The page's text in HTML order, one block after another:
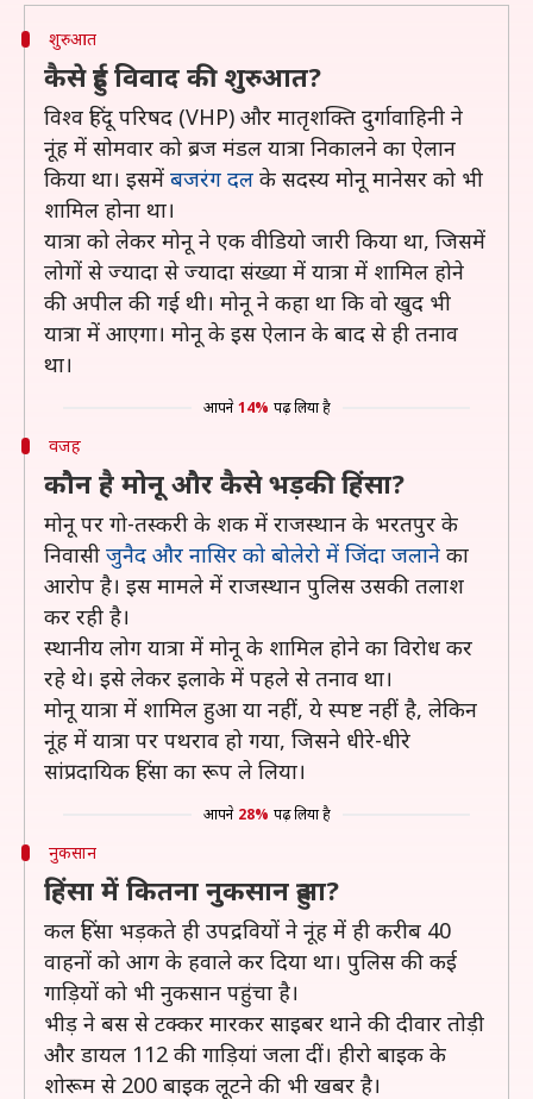
शुरुआत
कैसे हुई विवाद की शुरुआत?
विश्व हिंदू परिषद (VHP) और मातृशक्ति दुर्गावाहिनी ने
नूंह में सोमवार को ब्रज मंडल यात्रा निकालने का ऐलान
किया था। इसमें बजरंग दल के सदस्य मोनू मानेसर को भी
शामिल होना था।
यात्रा को लेकर मोनू ने एक वीडियो जारी किया था, जिसमें
लोगों से ज्यादा से ज्यादा संख्या में यात्रा में शामिल होने
की अपील की गई थी। मोनू ने कहा था कि वो खुद भी
यात्रा में आएगा। मोनू के इस ऐलान के बाद से ही तनाव
था।
आपने 14% पढ़ लिया है
वजह
कौन है मोनू और कैसे भड़की हिंसा?
मोनू पर गो-तस्करी के शक में राजस्थान के भरतपुर के
निवासी जुनैद और नासिर को बोलेरो में जिंदा जलाने का
आरोप है। इस मामले में राजस्थान पुलिस उसकी तलाश
कर रही है।
स्थानीय लोग यात्रा में मोनू के शामिल होने का विरोध कर
रहे थे। इसे लेकर इलाके में पहले से तनाव था।
मोनू यात्रा में शामिल हुआ या नहीं, ये स्पष्ट नहीं है, लेकिन
नूंह में यात्रा पर पथराव हो गया, जिसने धीरे-धीरे
सांप्रदायिक हिंसा का रूप ले लिया।
आपने 28% पढ़ लिया है
नुकसान
हिंसा में कितना नुकसान हुआ?
कल हिंसा भड़कते ही उपद्रवियों ने नूंह में ही करीब 40
वाहनों को आग के हवाले कर दिया था। पुलिस की कई
गाड़ियों को भी नुकसान पहुंचा है।
भीड़ ने बस से टक्कर मारकर साइबर थाने की दीवार तोड़ी
और डायल 112 की गाड़ियां जला दीं। हीरो बाइक के
शोरूम से 200 बाइक लूटने की भी खबर है।